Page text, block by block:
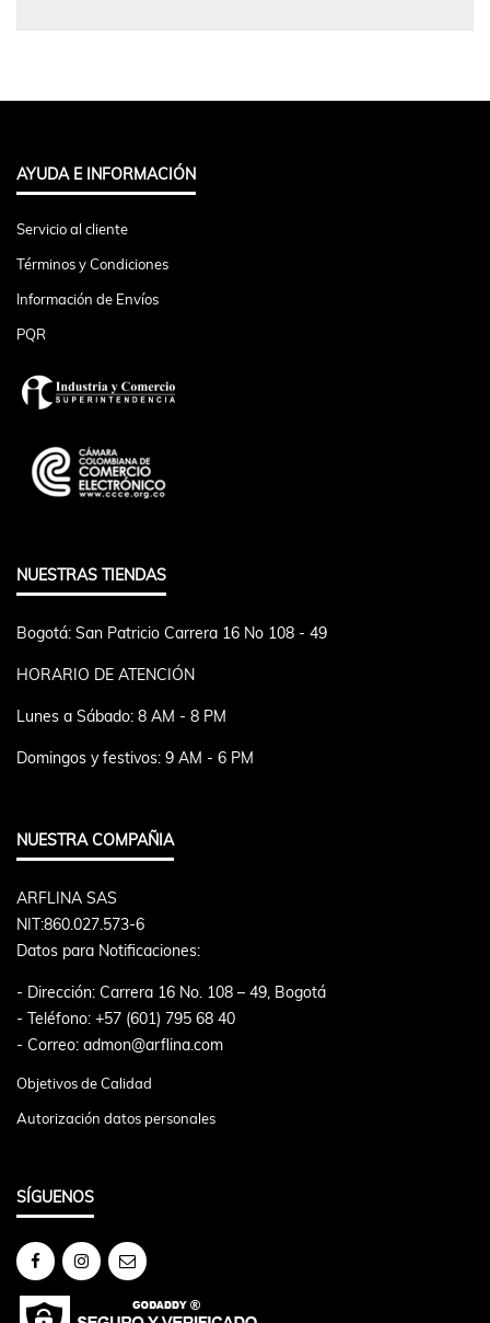
AYUDA E INFORMACIÓN
Servicio al cliente
Términos y Condiciones
Información de Envíos
PQR
NUESTRAS TIENDAS
Bogotá: San Patricio Carrera 16 No 108 - 49
HORARIO DE ATENCIÓN
Lunes a Sábado: 8 AM - 8 PM
Domingos y festivos: 9 AM - 6 PM
NUESTRA COMPAÑIA
ARFLINA SAS
NIT:860.027.573-6
Datos para Notificaciones:
- Dirección: Carrera 16 No. 108 – 49, Bogotá
- Teléfono: +57 (601) 795 68 40
- Correo: admon@arflina.com
Objetivos de Calidad
Autorización datos personales
SÍGUENOS